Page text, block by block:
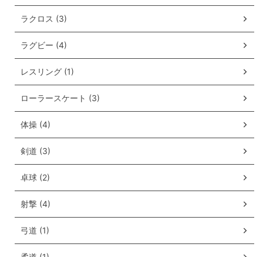
ラクロス (3)
ラグビー (4)
レスリング (1)
ローラースケート (3)
体操 (4)
剣道 (3)
卓球 (2)
射撃 (4)
弓道 (1)